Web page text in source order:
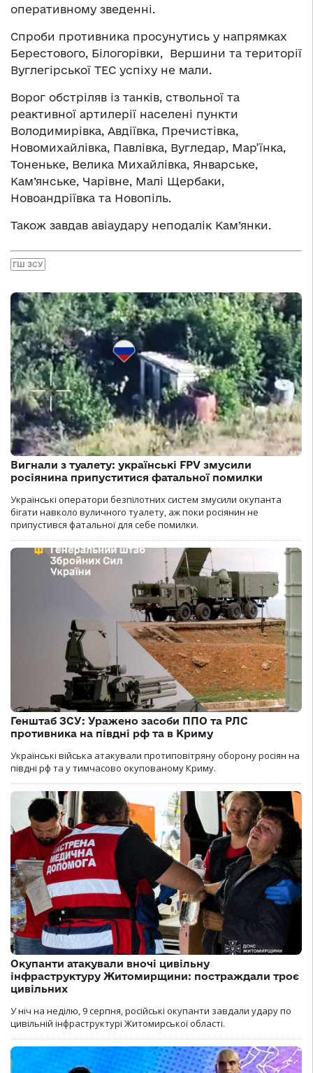
оперативному зведенні.
Спроби противника просунутись у напрямках
Берестового, Білогорівки, Вершини та території
Вуглегірської ТЕС успіху не мали.
Ворог обстріляв із танків, ствольної та
реактивної артилерії населені пункти
Володимирівка, Авдіївка, Пречистівка,
Новомихайлівка, Павлівка, Вугледар, Мар’їнка,
Тоненьке, Велика Михайлівка, Январське,
Кам’янське, Чарівне, Малі Щербаки,
Новоандріївка та Новопіль.
Також завдав авіаудару неподалік Кам’янки.
ГШ ЗСУ
Вигнали з туалету: українські FPV змусили
росіянина припуститися фатальної помилки
Українські оператори безпілотних систем змусили окупанта
бігати навколо вуличного туалету, аж поки росіянин не
припустився фатальної для себе помилки.
Генштаб ЗСУ: Уражено засоби ППО та РЛС
противника на півдні рф та в Криму
Українські війська атакували протиповітряну оборону росіян на
півдні рф та у тимчасово окупованому Криму.
Окупанти атакували вночі цивільну
інфраструктуру Житомирщини: постраждали троє
цивільних
У ніч на неділю, 9 серпня, російські окупанти завдали удару по
цивільній інфраструктурі Житомирської області.